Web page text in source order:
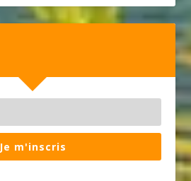
Je m'inscris